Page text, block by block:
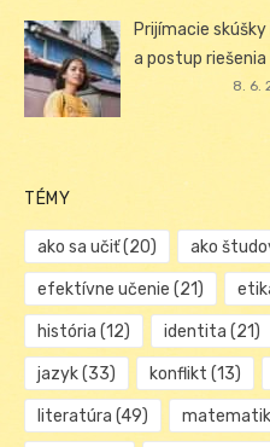
Prijímacie
a postup riešenia
8. 6.
TÉMY
ako sa učiť(20) ako
efektívne učenie (21)
história (12) identita (21)
jazyk(33) konflikt (13)
literatúra (49)